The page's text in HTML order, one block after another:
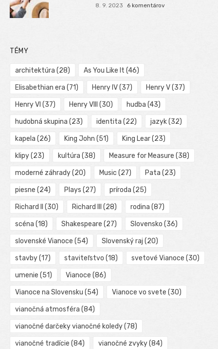
8. 9. 2023 6 komentárov
TÉMY
architektúra (28) As You Like It (46)
Elisabethian era (71) Henry IV(37) Henry V(37)
Henry VI (37) Henry VIII (30) hudba (43)
hudobná skupina (23) identita (22) jazyk(32)
kapela (26) King John (51) King Lear(23)
klipy(23) kultúra (38) Measure for Measure (38)
moderné záhrady(20) Music (27) Pata (23)
piesne (24) Plays (27) príroda (25)
Richard II (30) Richard III (28) rodina (87)
scéna (18) Shakespeare (27) Slovensko (36)
slovenské Vianoce (54) Slovenský raj (20)
stavby(17) staviteľstvo (18) svetové Vianoce (30)
umenie (51) Vianoce (86)
Vianoce na Slovensku (54) Vianoce vo svete (30)
vianočná atmosféra (84)
vianočné darčeky vianočné koledy(78)
vianočné tradície (84) vianočné zvyky(84)